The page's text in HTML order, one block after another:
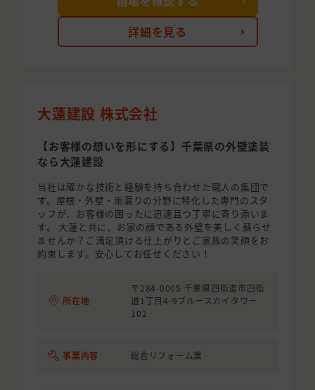
詳細を見る
大蓮建設 株式会社
【お客様の想いを形にする】千葉県の外壁塗装
なら大蓮建設
当社は確かな技術と経験を持ち合わせた職人の集団で
す。屋根・外壁・雨漏りの分野に特化した専門のスタ
ッフが、お客様の困ったに迅速且つ丁寧に寄り添いま
す。 大蓮と共に、お家の顔である外壁を美しく蘇らせ
ませんか？ご満足頂ける仕上がりとご家族の笑顔をお
約束します。安心してお任せください！
所在地
〒284-0005 千葉県四街道市四街
道1丁目4-9​ブルースカイタワー
102
事業内容 総合リフォーム業